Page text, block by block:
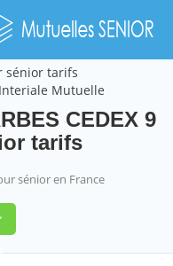
sénior tarifs
Mutuelle
CEDEX 9
tarifs
sénior en France